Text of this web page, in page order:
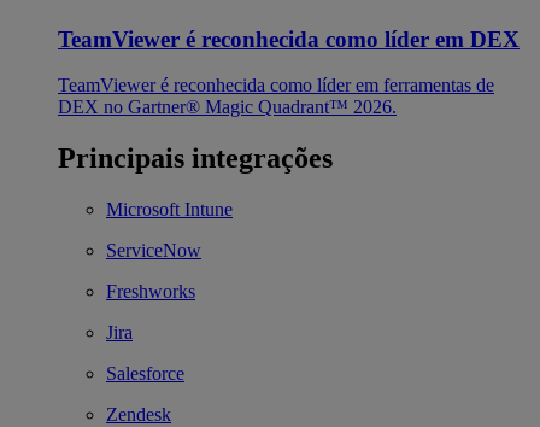
TeamViewer é reconhecida como líder em DEX
TeamViewer é reconhecida como líder em ferramentas de
DEX no Gartner® Magic Quadrant™ 2026.
Principais integrações
Microsoft Intune
ServiceNow
Freshworks
Jira
Salesforce
Zendesk